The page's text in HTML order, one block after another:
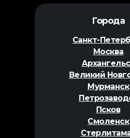
Города
Санкт-
Москва
Великий
Мурманск
Псков
Смоленск